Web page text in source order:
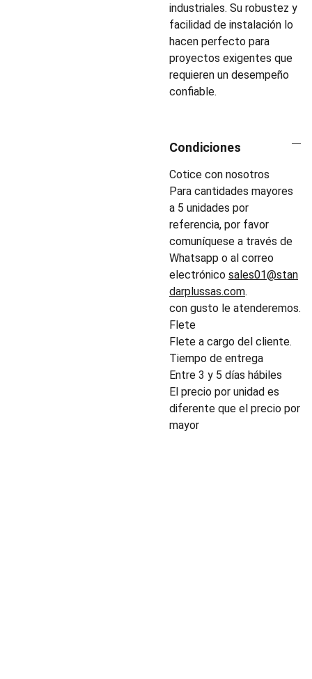
industriales. Su robustez y
facilidad de instalación lo
hacen perfecto para
proyectos exigentes que
requieren un desempeño
confiable.
Condiciones
Cotice con nosotros
Para cantidades mayores
a 5 unidades por
referencia, por favor
comuníquese a través de
Whatsapp o al correo
electrónico sales01@stan
darplussas.com.
con gusto le atenderemos.
Flete
Flete a cargo del cliente.
Tiempo de entrega
Entre 3 y 5 días hábiles
El precio por unidad es
diferente que el precio por
mayor